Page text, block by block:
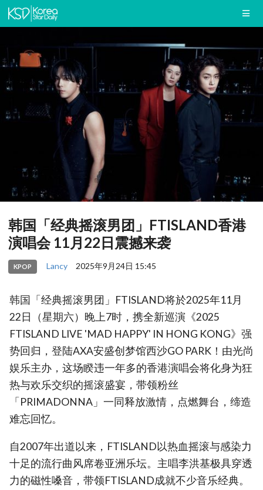
韩国「经典摇滚男团」FTISLAND香港
演唱会 11月22日震撼来袭
KPOP Lancy 2025年9月24日 15:45
韩国「经典摇滚男团」FTISLAND将於2025年11月
22日（星期六）晚上7时，携全新巡演《2025
FTISLAND LIVE 'MAD HAPPY' IN HONG KONG》强
势回归，登陆AXA安盛创梦馆西沙GO PARK！由光尚
娱乐主办，这场睽违一年多的香港演唱会将化身为狂
热与欢乐交织的摇滚盛宴，带领粉丝
「PRIMADONNA」一同释放激情，点燃舞台，缔造
难忘回忆。
自2007年出道以来，FTISLAND以热血摇滚与感染力
十足的流行曲风席卷亚洲乐坛。主唱李洪基极具穿透
力的磁性嗓音，带领FTISLAND成就不少音乐经典。